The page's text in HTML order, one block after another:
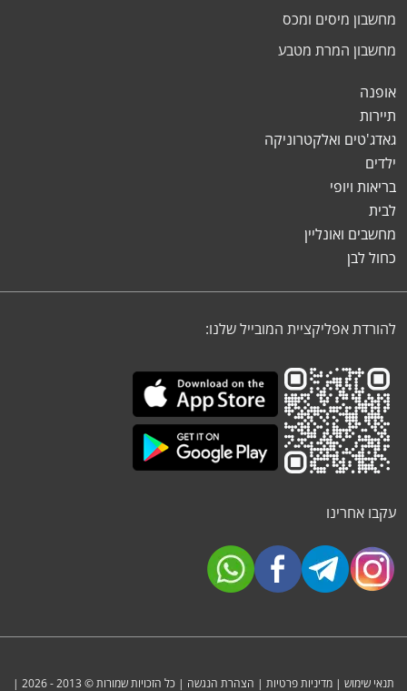
מחשבון מיסים ומכס
מחשבון המרת מטבע
אופנה
תיירות
גאדג'טים ואלקטרוניקה
ילדים
בריאות ויופי
לבית
מחשבים ואונליין
כחול לבן
להורדת אפליקציית המובייל שלנו:
עקבו אחרינו
תנאי שימוש | מדיניות פרטיות | הצהרת הנגשה | כל הזכויות שמורות © 2013 - 2026 |